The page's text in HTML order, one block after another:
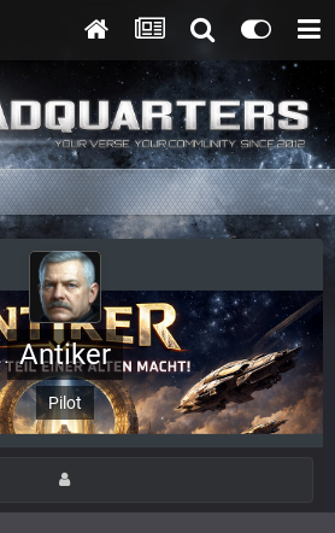
Antiker
Pilot